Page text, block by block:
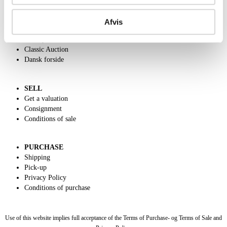
Afvis
ABOUT US
Classic Auction
Dansk forside
SELL
Get a valuation
Consignment
Conditions of sale
PURCHASE
Shipping
Pick-up
Privacy Policy
Conditions of purchase
Use of this website implies full acceptance of the Terms of Purchase- og Terms of Sale and